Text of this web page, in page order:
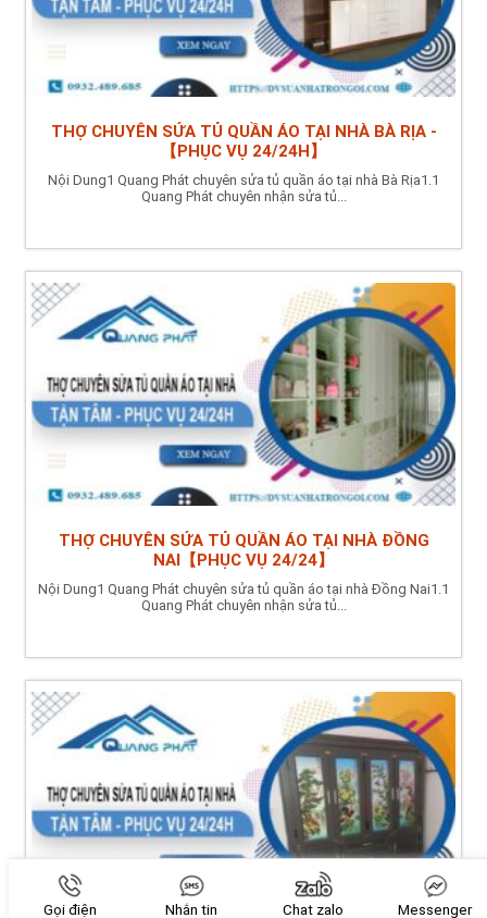
THỢ CHUYÊN SỬA TỦ QUẦN ÁO TẠI NHÀ BÀ RỊA -
【PHỤC VỤ 24/24H】
Nội Dung1 Quang Phát chuyên sửa tủ quần áo tại nhà Bà Rịa1.1
Quang Phát chuyên nhận sửa tủ...
THỢ CHUYÊN SỬA TỦ QUẦN ÁO TẠI NHÀ ĐỒNG
NAI【PHỤC VỤ 24/24】
Nội Dung1 Quang Phát chuyên sửa tủ quần áo tại nhà Đồng Nai1.1
Quang Phát chuyên nhận sửa tủ...
Gọi điện Nhắn tin Chat zalo Messenger